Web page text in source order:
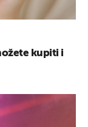
kupiti i